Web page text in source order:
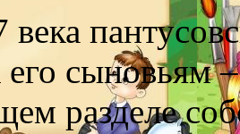
сыновьям
разделе